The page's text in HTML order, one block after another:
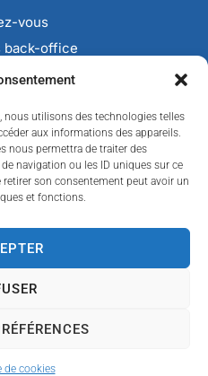
nous utilisons des technologies telles
aux informations des appareils.
nous permettra de traiter des
navigation ou les ID uniques sur ce
son consentement peut avoir un
et fonctions.
de cookies
vous
back-office
Données personnelles
(sites internet de